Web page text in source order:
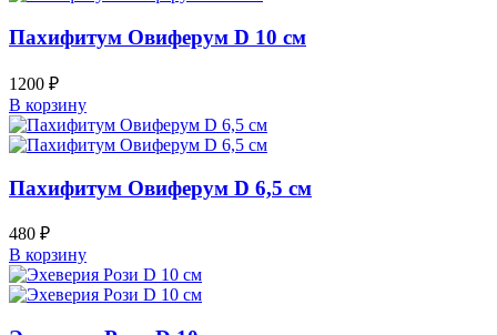
Пахифитум Овиферум D 10 см
1200 ₽
В корзину
Пахифитум Овиферум D 6,5 см
480 ₽
В корзину